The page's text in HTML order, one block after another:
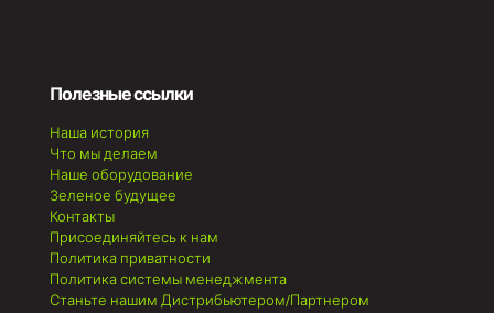
Полезные ссылки
Наша история
Что мы делаем
Наше оборудование
Зеленое будущее
Контакты
Присоединяйтесь к нам
Политика приватности
Политика системы менеджмента
Станьте нашим Дистрибьютером/Партнером